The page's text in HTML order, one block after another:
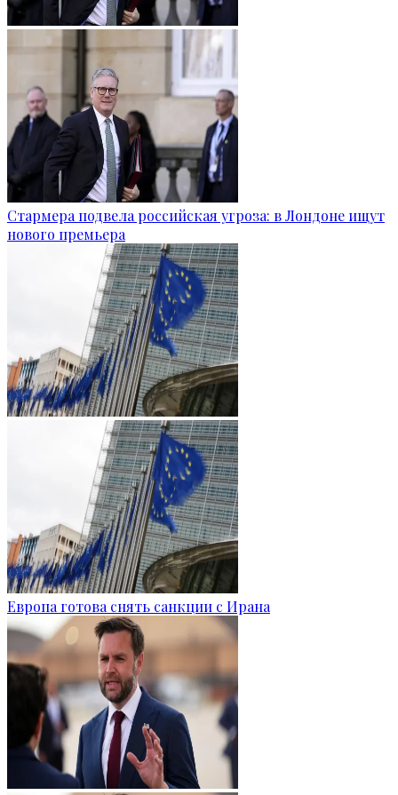
Стармера подвела российская угроза: в Лондоне ищут
нового премьера
Европа готова снять санкции с Ирана